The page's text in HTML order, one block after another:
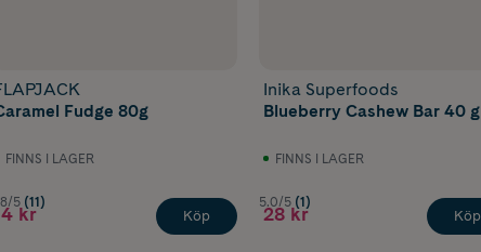
Fudge 80g
FINNS I LAGER
5 (11)
kr Köp
Inika Superfoods
Blueberry Cashew Bar 40 g
FINNS I LAGER
5.0/5 (1)
28 kr Köp